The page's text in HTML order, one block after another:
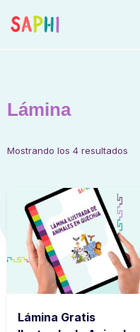
Lámina
Mostrando los 4 resultados
Lámina Gratis